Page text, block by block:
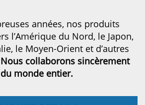
années, nos produits
l’Amérique du Nord, le Japon,
le Moyen-Orient et d’autres
Nous collaborons sincèrement
monde entier.